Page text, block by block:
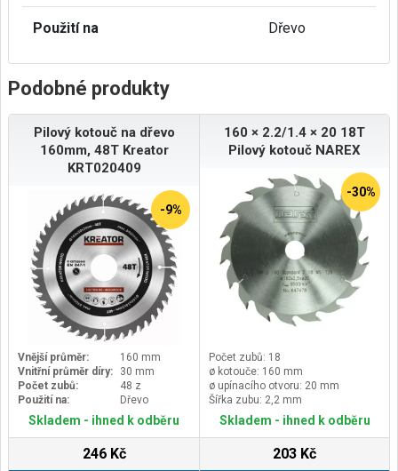
Použití na Dřevo
Podobné produkty
Pilový kotouč na dřevo
160mm, 48T Kreator
KRT020409
-9%
Vnější průměr:
160 mm
Vnitřní průměr díry:
30 mm
Počet zubů:
48 z
Použití na:
Dřevo
Skladem - ihned k odběru
246 Kč
160 × 2.2/1.4 × 20 18T
Pilový kotouč NAREX
-30%
Počet zubů: 18
ø kotouče: 160 mm
ø upínacího otvoru: 20 mm
Šířka zubu: 2,2 mm
Skladem - ihned k odběru
203 Kč